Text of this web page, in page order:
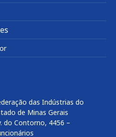
das Indústrias do
de Minas Gerais
do Contorno, 4456 –